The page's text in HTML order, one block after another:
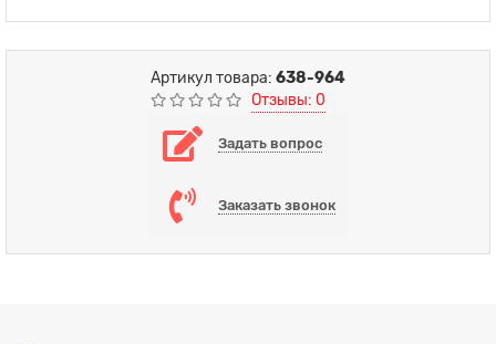
Артикул товара: 638-964
Отзывы: 0
Задать вопрос
Заказать звонок